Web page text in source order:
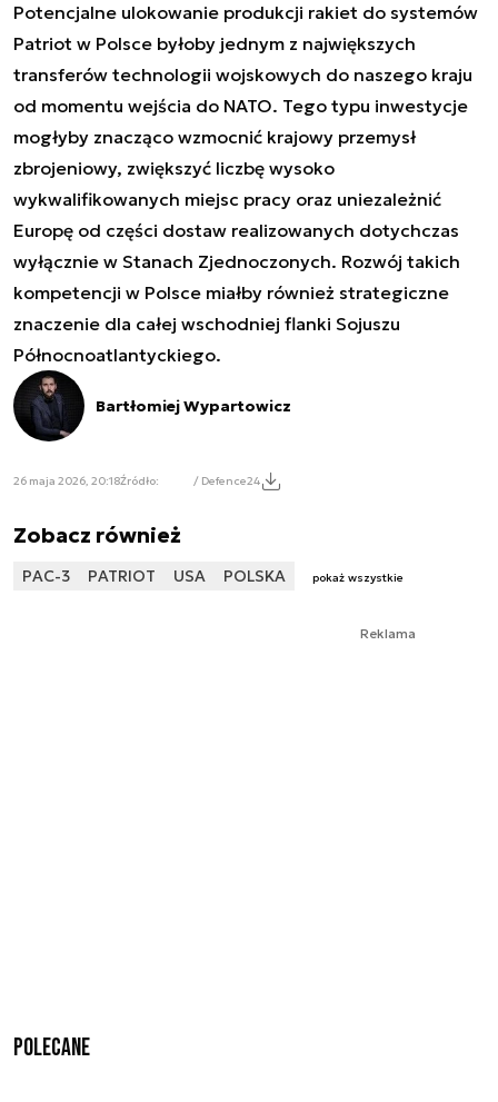
Potencjalne ulokowanie produkcji rakiet do systemów
Patriot w Polsce byłoby jednym z największych
transferów technologii wojskowych do naszego kraju
od momentu wejścia do NATO. Tego typu inwestycje
mogłyby znacząco wzmocnić krajowy przemysł
zbrojeniowy, zwiększyć liczbę wysoko
wykwalifikowanych miejsc pracy oraz uniezależnić
Europę od części dostaw realizowanych dotychczas
wyłącznie w Stanach Zjednoczonych. Rozwój takich
kompetencji w Polsce miałby również strategiczne
znaczenie dla całej wschodniej flanki Sojuszu
Północnoatlantyckiego.
Bartłomiej Wypartowicz
26 maja 2026, 20:18Źródło: / Defence24
Zobacz również
PAC-3 PATRIOT USA POLSKA pokaż wszystkie
Reklama
Polecane